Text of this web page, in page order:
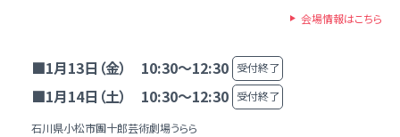
会場情報はこちら
■1月13日（金） 10:30～12:30 受付終了
■1月14日（土） 10:30～12:30 受付終了
石川県小松市團十郎芸術劇場うらら